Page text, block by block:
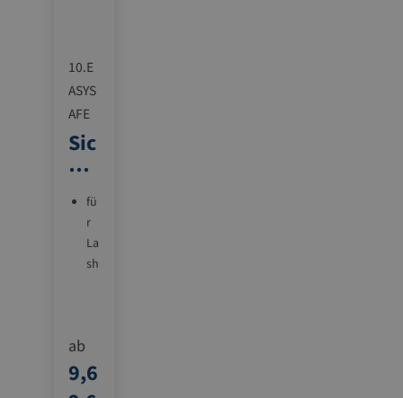
10.E
ASYS
AFE
Sic
he
eit
sm
ess
er
fü
r
La
sh
d
ab
9,6